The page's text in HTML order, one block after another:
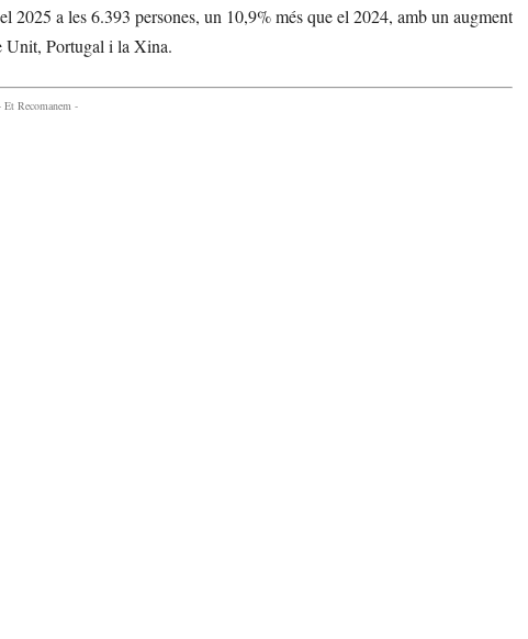
a les 6.393 persones, un 10,9% més que el 2024, amb un augment
Unit, Portugal i la Xina.
Et Recomanem -